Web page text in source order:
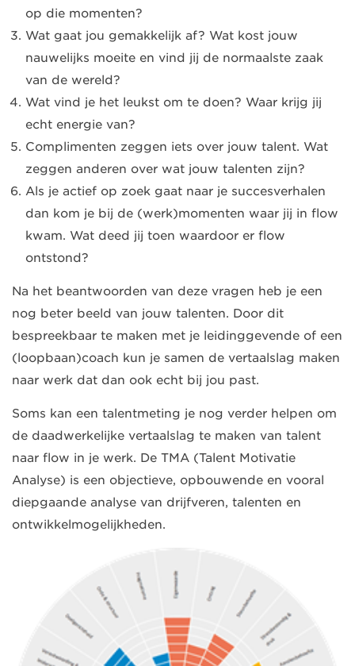
op die momenten?
Wat gaat jou gemakkelijk af? Wat kost jouw
nauwelijks moeite en vind jij de normaalste zaak
van de wereld?
Wat vind je het leukst om te doen? Waar krijg jij
echt energie van?
Complimenten zeggen iets over jouw talent. Wat
zeggen anderen over wat jouw talenten zijn?
Als je actief op zoek gaat naar je succesverhalen
dan kom je bij de (werk)momenten waar jij in flow
kwam. Wat deed jij toen waardoor er flow
ontstond?
Na het beantwoorden van deze vragen heb je een
nog beter beeld van jouw talenten. Door dit
bespreekbaar te maken met je leidinggevende of een
(loopbaan)coach kun je samen de vertaalslag maken
naar werk dat dan ook echt bij jou past.
Soms kan een talentmeting je nog verder helpen om
de daadwerkelijke vertaalslag te maken van talent
naar flow in je werk. De TMA (Talent Motivatie
Analyse) is een objectieve, opbouwende en vooral
diepgaande analyse van drijfveren, talenten en
ontwikkelmogelijkheden.